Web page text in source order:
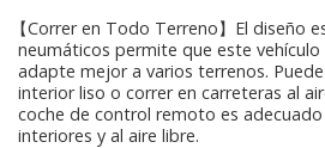
【Correr en Todo Terreno】El diseño
neumáticos permite que este
adapte mejor a varios terrenos.
interior liso o correr en carreteras al
coche de control remoto es
interiores y al aire libre.